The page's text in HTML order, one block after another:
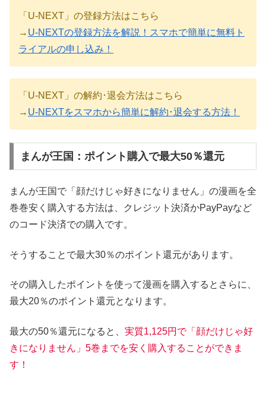
「U-NEXT」の登録方法はこちら
→ U-NEXTの登録方法を解説！スマホで簡単に無料ト
ライアルの申し込み！
「U-NEXT」の解約･退会方法はこちら
→ U-NEXTをスマホから簡単に解約･退会する方法！
まんが王国：ポイント購入で最大50％還元
まんが王国で「顔だけじゃ好きになりません」の漫画を全
巻巻安く購入する方法は、クレジット決済かPayPayなど
のコード決済での購入です。
そうすることで最大30％のポイント還元があります。
その購入したポイントを使って漫画を購入するとさらに、
最大20％のポイント還元となります。
最大の50％還元になると、 実質1,125円で「顔だけじゃ好
きになりません」5巻までを安く購入することができま
す！